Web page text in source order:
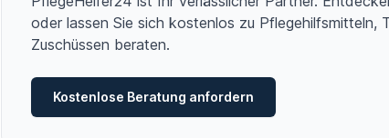
oder lassen Sie sich kostenlos zu Pflegehilfsmitteln,
Zuschüssen beraten.
Kostenlose Beratung anfordern